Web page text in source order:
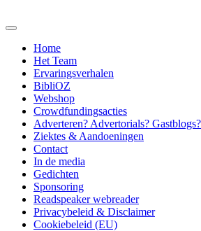
to
Home
Het Team
Ervaringsverhalen
BibliOZ
Webshop
Crowdfundingsacties
Adverteren? Advertorials?
Ziektes & Aandoeningen
Contact
In de media
Gedichten
Sponsoring
Readspeaker webreader
Privacybeleid & Disclaimer
Cookiebeleid (EU)